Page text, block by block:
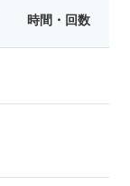
時間・回数